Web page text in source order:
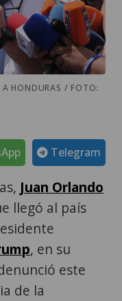
A HONDURAS / FOTO:
Telegram
Juan Orlando
llegó al país
, en su
este
de la